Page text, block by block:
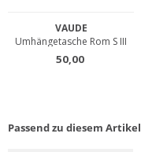
Passend zu diesem Artikel